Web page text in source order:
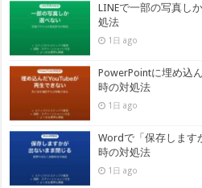
LINEで一部の写真し
処法
1日 ago
PowerPointに埋め込
時の対処法
1日 ago
Wordで「保存します
時の対処法
1日 ago